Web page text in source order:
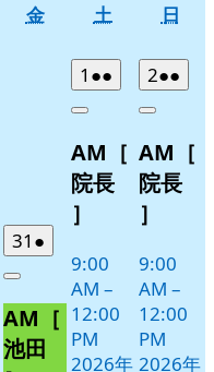
金金
土土
日
日
日
31 2026
年
月
31
●
件
イ
ベ
Close
AM［
池田
1 2026
年
月
1
日
●●
件
イ
ベ
Close
AM［
院長
］
9:00
AM –
12:00
PM
2026年
22026
年
月
2
日
●●
件
イ
ベ
Close
AM［
院長
］
9:00
AM –
12:00
PM
2026年